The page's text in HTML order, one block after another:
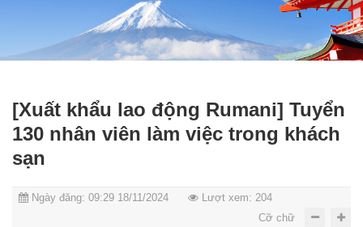
[Xuất khẩu lao động Rumani] Tuyển
130 nhân viên làm việc trong khách
sạn
Ngày đăng: 09:29 18/11/2024
Lượt xem: 204
Cỡ chữ